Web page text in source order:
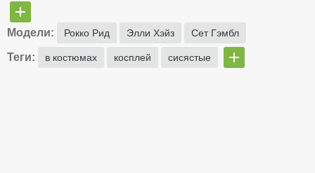
Модели: Рокко Рид Элли Хэйз Сет Гэмбл
Теги: в костюмах косплей сисястые